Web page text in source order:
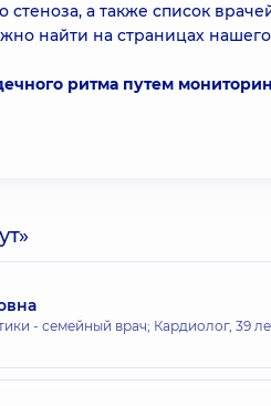
а также список
найти на страницах нашего
ритма путем
- семейный врач; Кардиолог, 39